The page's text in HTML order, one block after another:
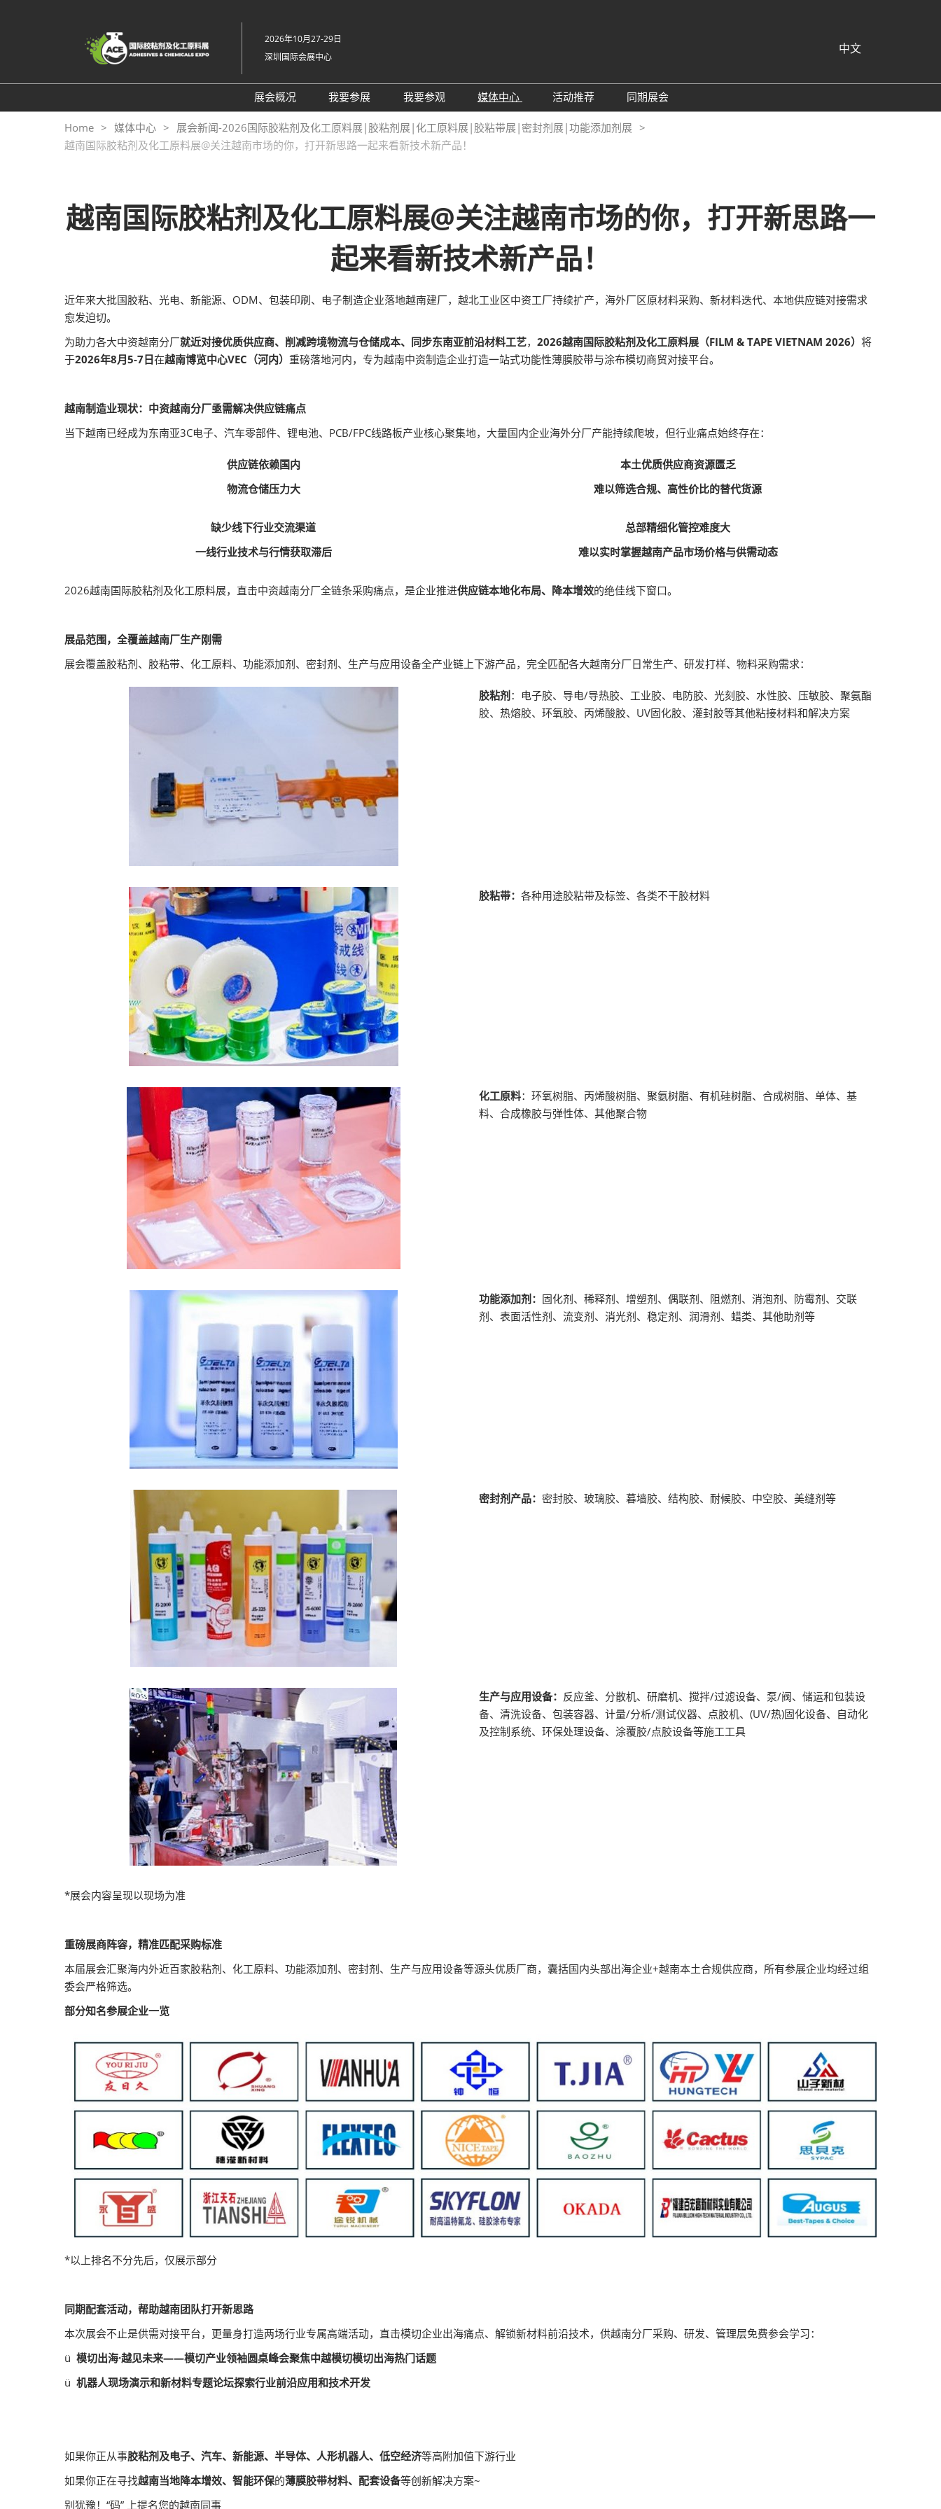
容
2026年10月27-29日
深圳国际会展中心
中文
展会概况
展会概况
展品范围
展馆平面图
2026越南国际胶粘剂及化工
我要参展
展位预定
为何参展
励展通APP
我要参观
参观预登记
展商名录
RX Connect励展通
媒体中心
展会新闻
订阅电邮
活动推荐
同期会议
同期展会
Home 媒体中心
展会新闻-2026国际胶粘剂及化工原料展|胶粘剂展|化工原料展|胶粘带展|密封剂展|功能添加剂展
越南国际胶粘剂及化工原料展@关注越南市场的你，打开新思路一起来看新技术新产品！
越南国际胶粘剂及化工原料展@关注越南市场的你，打开新思路一
起来看新技术新产品！
近年来大批国胶粘、光电、新能源、ODM、包装印刷、电子制造企业落地越南建厂，越北工业区中资工厂持续扩产，海外厂区原材料采购、新材料迭代、本地供应链对接需求
愈发迫切。
为助力各大中资越南分厂就近对接优质供应商、削减跨境物流与仓储成本、同步东南亚前沿材料工艺， 2026越南国际胶粘剂及化工原料展（FILM & TAPE VIETNAM 2026） 将
于2026年8月5-7日在越南博览中心VEC（河内） 重磅落地河内，专为越南中资制造企业打造一站式功能性薄膜胶带与涂布模切商贸对接平台。
越南制造业现状：中资越南分厂亟需解决供应链痛点
当下越南已经成为东南亚3C电子、汽车零部件、锂电池、PCB/FPC线路板产业核心聚集地，大量国内企业海外分厂产能持续爬坡，但行业痛点始终存在：
供应链依赖国内
物流仓储压力大
本土优质供应商资源匮乏
难以筛选合规、高性价比的替代货源
缺少线下行业交流渠道
一线行业技术与行情获取滞后
总部精细化管控难度大
难以实时掌握越南产品市场价格与供需动态
2026越南国际胶粘剂及化工原料展，直击中资越南分厂全链条采购痛点，是企业推进供应链本地化布局、降本增效的绝佳线下窗口。
展品范围，全覆盖越南厂生产刚需
展会覆盖胶粘剂、胶粘带、化工原料、功能添加剂、密封剂、生产与应用设备全产业链上下游产品，完全匹配各大越南分厂日常生产、研发打样、物料采购需求：
胶粘剂 ：电子胶、导电/导热胶、工业胶、电防胶、光刻胶、水性胶、压敏胶、聚氨酯
胶、热熔胶、环氧胶、丙烯酸胶、UV固化胶、灌封胶等其他粘接材料和解决方案
胶粘带： 各种用途胶粘带及标签、各类不干胶材料
化工原料：环氧树脂、丙烯酸树脂、聚氨树脂、有机硅树脂、合成树脂、单体、基
料、合成橡胶与弹性体、其他聚合物
功能添加剂： 固化剂、稀释剂、增塑剂、偶联剂、阻燃剂、消泡剂、防霉剂、交联
剂、表面活性剂、流变剂、消光剂、稳定剂、润滑剂、蜡类、其他助剂等
密封剂产品： 密封胶、玻璃胶、暮墙胶、结构胶、耐候胶、中空胶、美缝剂等
生产与应用设备： 反应釜、分散机、研磨机、搅拌/过滤设备、泵/阀、储运和包装设
备、清洗设备、包装容器、计量/分析/测试仪器、点胶机、(UV/热)固化设备、自动化
及控制系统、环保处理设备、涂覆胶/点胶设备等施工工具
*展会内容呈现以现场为准
重磅展商阵容，精准匹配采购标准
本届展会汇聚海内外近百家胶粘剂、化工原料、功能添加剂、密封剂、生产与应用设备等源头优质厂商，囊括国内头部出海企业+越南本土合规供应商，所有参展企业均经过组
委会严格筛选。
部分知名参展企业一览
*以上排名不分先后，仅展示部分
同期配套活动，帮助越南团队打开新思路
本次展会不止是供需对接平台，更量身打造两场行业专属高端活动，直击模切企业出海痛点、解锁新材料前沿技术，供越南分厂采购、研发、管理层免费参会学习：
ü 模切出海·越见未来——模切产业领袖圆桌峰会聚焦中越模切模切出海热门话题
ü 机器人现场演示和新材料专题论坛探索行业前沿应用和技术开发
如果你正从事胶粘剂及电子、汽车、新能源、半导体、人形机器人、低空经济等高附加值下游行业
如果你正在寻找越南当地降本增效、智能环保的薄膜胶带材料、配套设备等创新解决方案~
别犹豫！“码” 上提名您的越南同事